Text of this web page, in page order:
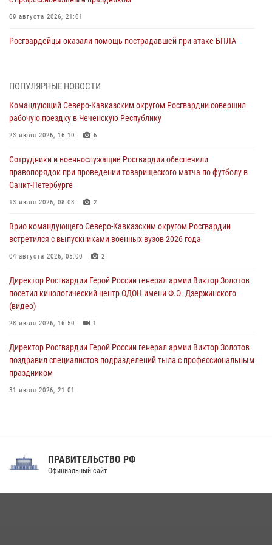
09 августа 2026, 21:01
Росгвардейцы оказали помощь пострадавшей при атаке БПЛА
09 августа 2026, 11:12
«Я расскажу вам о Герое»: подвиг Героя России Сергея Перца
09 августа 2026, 11:00
Росгвардейцы в зоне СВО передали подарки детям и помогли
нуждающимся гражданам
В Центральных регионах России продолжается ведомственная
акция «Каникулы с Росгвардией»
ПОПУЛЯРНЫЕ НОВОСТИ
Командующий Северо-Кавказским округом Росгвардии совершил
рабочую поездку в Чеченскую Республику
23 июля 2026, 16:10 6
Сотрудники и военнослужащие Росгвардии обеспечили
правопорядок при проведении товарищеского матча по футболу в
Санкт-Петербурге
13 июля 2026, 08:08 2
Врио командующего Северо-Кавказским округом Росгвардии
встретился с выпускниками военных вузов 2026 года
04 августа 2026, 05:00 2
Директор Росгвардии Герой России генерал армии Виктор Золотов
посетил кинологический центр ОДОН имени Ф.Э. Дзержинского
(видео)
28 июля 2026, 16:50 1
Директор Росгвардии Герой России генерал армии Виктор Золотов
поздравил специалистов подразделений тыла с профессиональным
праздником
31 июля 2026, 21:01
Праздник «Один день с Росгвардией» к 105-летию Центрального
ПРАВИТЕЛЬСТВО РФ
Официальный сайт